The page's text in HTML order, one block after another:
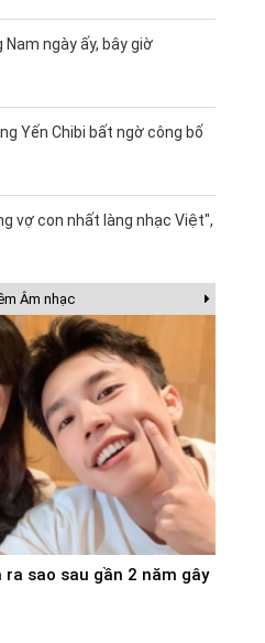
ngày ấy, bây giờ
Yến Chibi bất ngờ công bố
vợ con nhất làng nhạc Việt",
Âm nhạc
ra sao sau gần 2 năm gây